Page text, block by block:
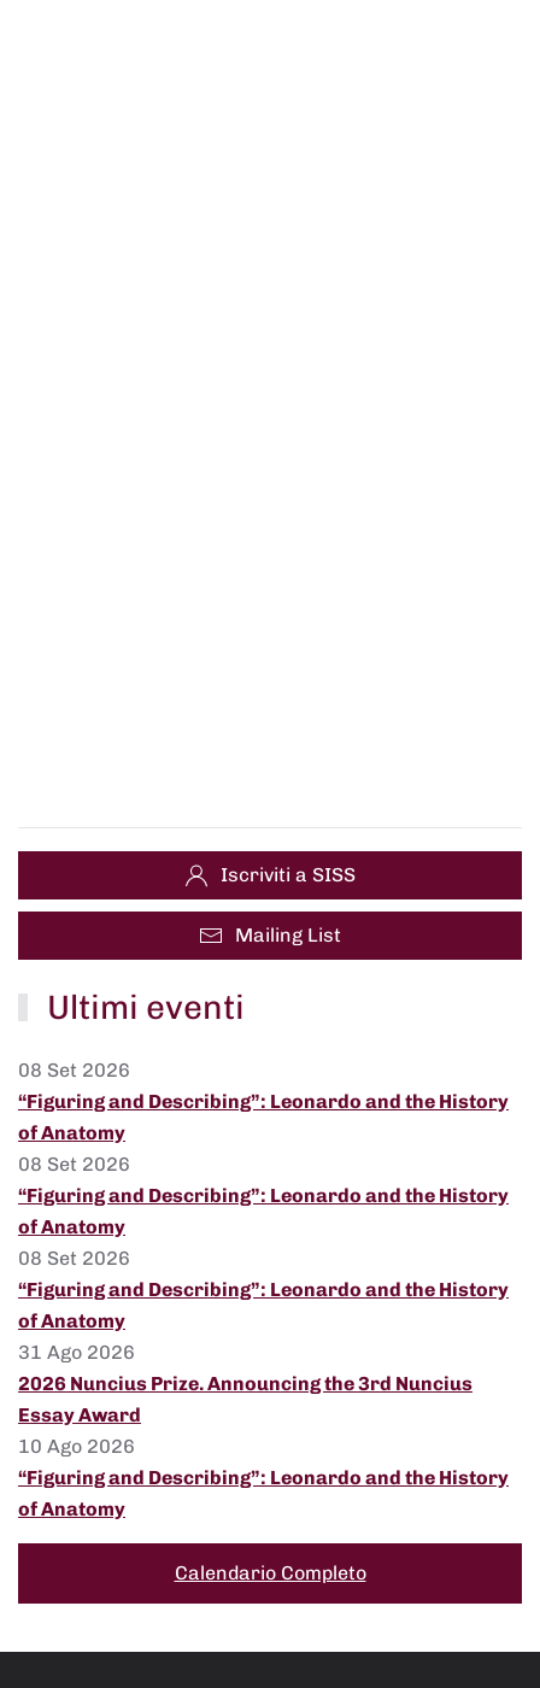
Iscriviti a SISS
Mailing List
Ultimi eventi
08 Set 2026
“Figuring and Describing”: Leonardo and the History
of Anatomy
08 Set 2026
“Figuring and Describing”: Leonardo and the History
of Anatomy
08 Set 2026
“Figuring and Describing”: Leonardo and the History
of Anatomy
31 Ago 2026
2026 Nuncius Prize. Announcing the 3rd Nuncius
Essay Award
10 Ago 2026
“Figuring and Describing”: Leonardo and the History
of Anatomy
Calendario Completo